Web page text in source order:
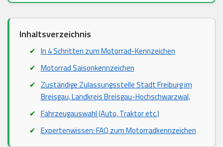
Inhaltsverzeichnis
In 4 Schritten zum Motorrad-Kennzeichen
Motorrad Saisonkennzeichen
Zuständige Zulassungsstelle Stadt Freiburg im
Breisgau, Landkreis Breisgau-Hochschwarzwal,
Fahrzeugauswahl (Auto, Traktor etc.)
Expertenwissen: FAQ zum Motorradkennzeichen